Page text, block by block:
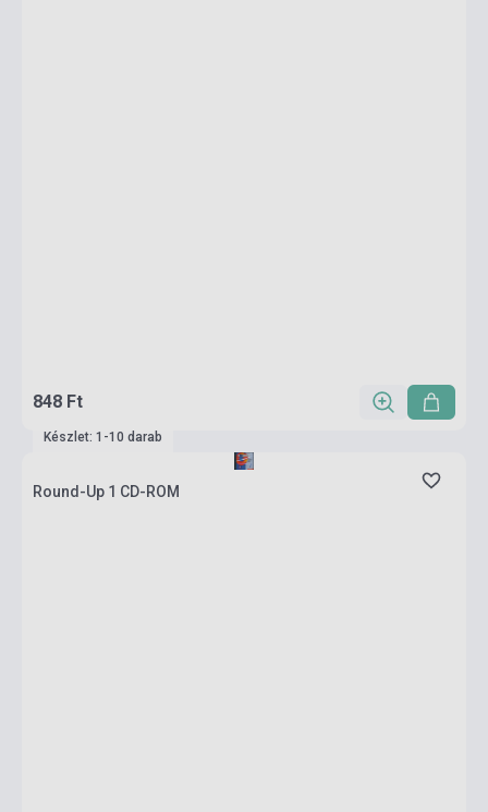
848 Ft
Készlet: 1-10 darab
Round-Up 1 CD-ROM